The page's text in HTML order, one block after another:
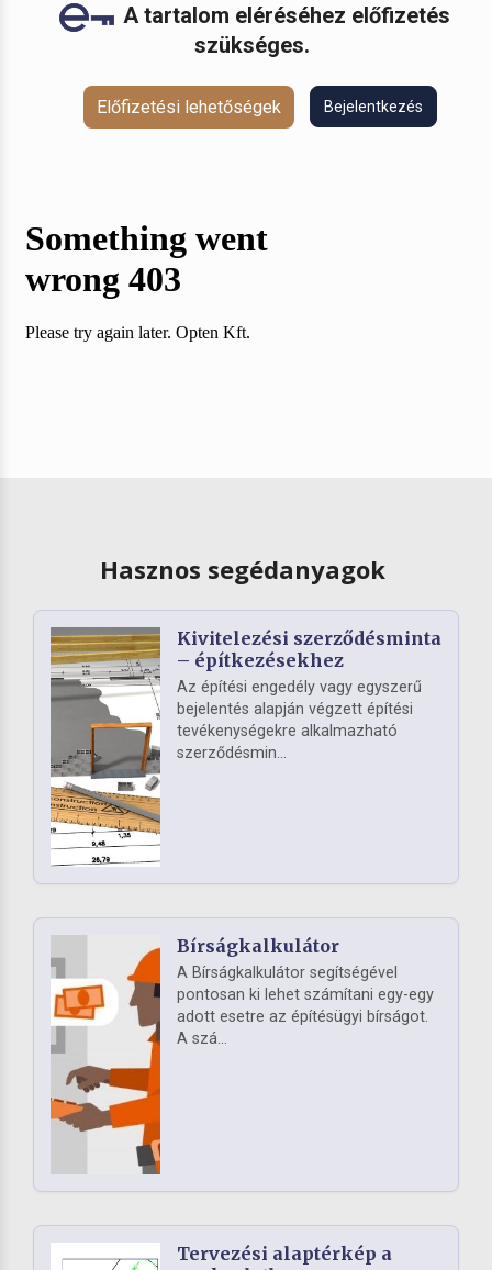
A tartalom eléréséhez előfizetés
szükséges.
Előfizetési lehetőségek Bejelentkezés
Hasznos segédanyagok
Kivitelezési szerződésminta
– építkezésekhez
Az építési engedély vagy egyszerű
bejelentés alapján végzett építési
tevékenységekre alkalmazható
szerződésmin...
Bírságkalkulátor
A Bírságkalkulátor segítségével
pontosan ki lehet számítani egy-egy
adott esetre az építésügyi bírságot.
A szá...
Tervezési alaptérkép a